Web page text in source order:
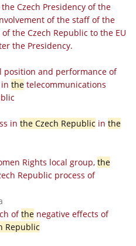
Czech Presidency of the
of the staff of the
the Czech Republic to the EU
the Presidency.
and performance of
thetelecommunications
in the Czech Republic in the
Rights local group, the
Republic process of
ofthenegative effects of
Republic